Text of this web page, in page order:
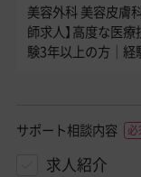
美容外科 美容皮膚
師求人】高度な医
験3年以上の方｜経
サポート相談内容
求人紹介